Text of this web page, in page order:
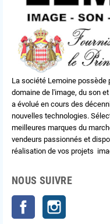
La société Lemoine possède
domaine de l'image, du son
a évolué en cours des
nouvelles technologies.
meilleures marques du
vendeurs passionnés et
réalisation de vos projets
NOUS SUIVRE
Facebook